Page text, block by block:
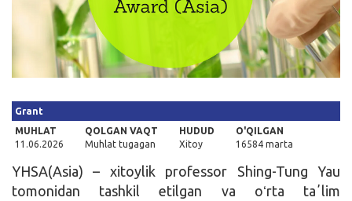
Grant
MUHLAT
11.06.2026
QOLGAN VAQT
Muhlat tugagan
HUDUD
Xitoy
O'QILGAN
16584 marta
YHSA(Asia) – xitoylik professor Shing-Tung Yau
tomonidan tashkil etilgan va oʻrta taʼlim